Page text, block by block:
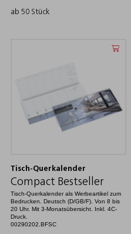
ab 50 Stück
Tisch-Querkalender
Compact Bestseller
Tisch-Querkalender als Werbeartikel zum
Bedrucken. Deutsch (D/GB/F). Von 8 bis
20 Uhr. Mit 3-Monatsübersicht. Inkl. 4C-
Druck.
00290202.BFSC